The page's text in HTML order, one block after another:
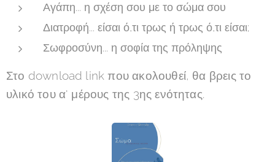
Αγάπη... η σχέση σου με το σώμα σου
Διατροφή... είσαι ό,τι τρως ή τρως ό,τι είσαι;
Σωφροσύνη... η σοφία της πρόληψης
Στο download link που ακολουθεί, θα βρεις το
υλικό του α' μέρους της 3ης ενότητας.